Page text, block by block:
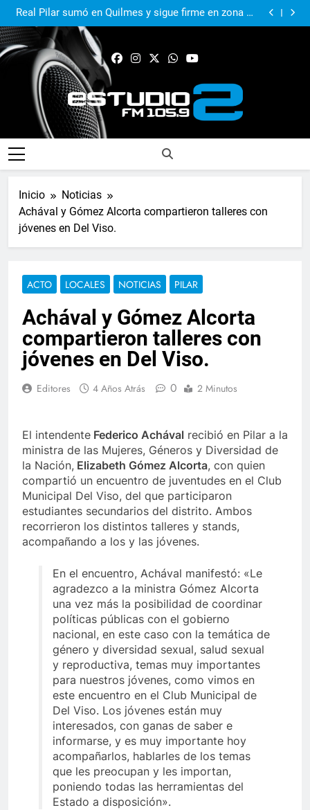
e identidad
Real Pilar sumó en Quilmes y sigue firme en zona de
Reducido
Murió Jorge Messi, el papá del 10 de la selección
El Municipio acompañó al Centro Papa Francisco en
El Municipio sigue apoyando los espacios de cultura
Real Pilar sumó en Quilmes y sigue firme en zona de
Murió Jorge Messi, el papá del 10 de la selección
argentina
FM Estudio 2
Inicio
Noticias
Achával y Gómez Alcorta compartieron talleres con
jóvenes en Del Viso.
ACTO LOCALES NOTICIAS PILAR
Achával y Gómez Alcorta
compartieron talleres con
jóvenes en Del Viso.
Editores 4 Años Atrás 0 2 Minutos
El intendente Federico Achával recibió en Pilar a la
ministra de las Mujeres, Géneros y Diversidad de
la Nación, Elizabeth Gómez Alcorta, con quien
compartió un encuentro de juventudes en el Club
Municipal Del Viso, del que participaron
estudiantes secundarios del distrito. Ambos
recorrieron los distintos talleres y stands,
acompañando a los y las jóvenes.
En el encuentro, Achával manifestó: «Le
agradezco a la ministra Gómez Alcorta
una vez más la posibilidad de coordinar
políticas públicas con el gobierno
nacional, en este caso con la temática de
género y diversidad sexual, salud sexual
y reproductiva, temas muy importantes
para nuestros jóvenes, como vimos en
este encuentro en el Club Municipal de
Del Viso. Los jóvenes están muy
interesados, con ganas de saber e
informarse, y es muy importante hoy
acompañarlos, hablarles de los temas
que les preocupan y les importan,
poniendo todas las herramientas del
Estado a disposición».